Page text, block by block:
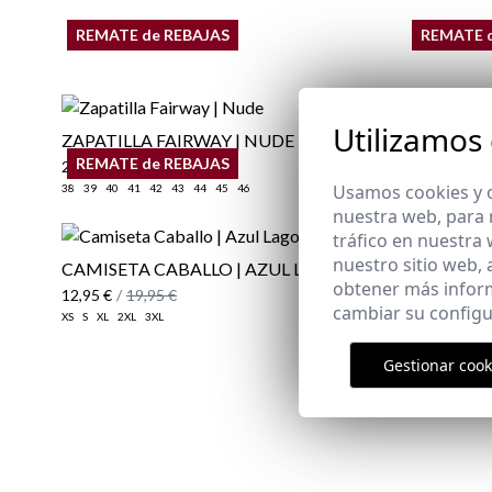
REMATE de REBAJAS
ZAPATILLA FAIRWAY | NUDE
22,95 € / 39,95 €
38 39 40 41 42 43 44 45 46
REMATE
CAMISA
XS S
REMATE de REBAJAS
CAMISETA CABALLO | AZUL LAGO
12,95 € / 19,95 €
XS S XL 2XL 3XL
12,95 € /
XS M L XL
Utilizamos
Usamos cookies
nuestra web, para
tráfico en nuestra
nuestro sitio web,
obtener más
cambiar su
Gestionar